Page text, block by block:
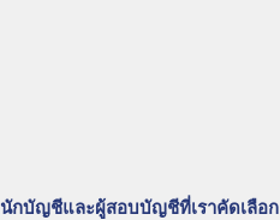
นักบัญชีและผู้สอบบัญชีที่เราคัดเลือก